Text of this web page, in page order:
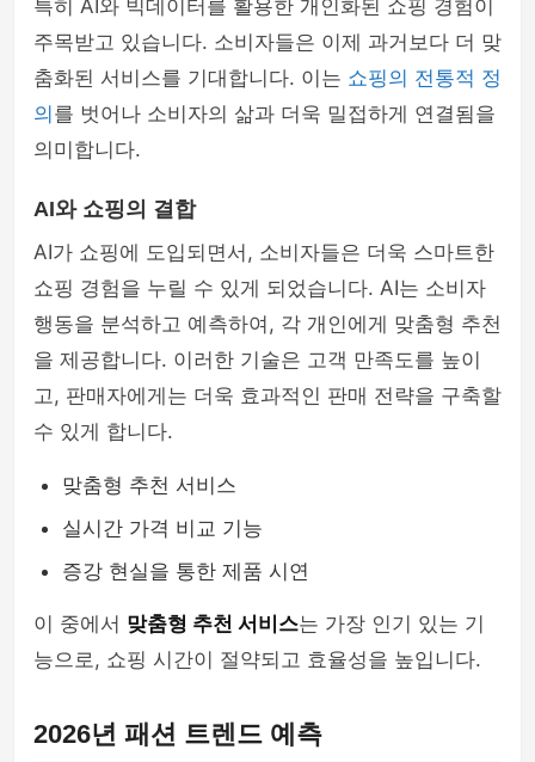
특히 AI와 빅데이터를 활용한 개인화된 쇼핑 경험이
주목받고 있습니다. 소비자들은 이제 과거보다 더 맞
춤화된 서비스를 기대합니다. 이는 쇼핑의 전통적 정
의 를 벗어나 소비자의 삶과 더욱 밀접하게 연결됨을
의미합니다.
AI와 쇼핑의 결합
AI가 쇼핑에 도입되면서, 소비자들은 더욱 스마트한
쇼핑 경험을 누릴 수 있게 되었습니다. AI는 소비자
행동을 분석하고 예측하여, 각 개인에게 맞춤형 추천
을 제공합니다. 이러한 기술은 고객 만족도를 높이
고, 판매자에게는 더욱 효과적인 판매 전략을 구축할
수 있게 합니다.
맞춤형 추천 서비스
실시간 가격 비교 기능
증강 현실을 통한 제품 시연
이 중에서 맞춤형 추천 서비스는 가장 인기 있는 기
능으로, 쇼핑 시간이 절약되고 효율성을 높입니다.
2026년 패션 트렌드 예측